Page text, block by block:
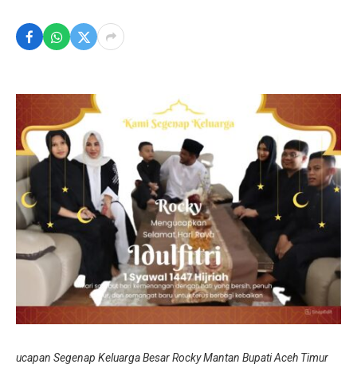
ucapan Segenap Keluarga Besar Rocky Mantan Bupati Aceh Timur